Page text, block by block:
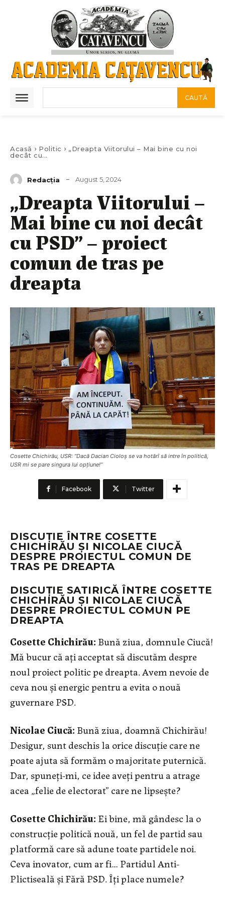
CAUTĂ
Acasă Politic
„Dreapta Viitorului – Mai bine cu noi
decât cu...
Redacția August 5, 2024
„Dreapta Viitorului –
Mai bine cu noi decât
cu PSD” – proiect
comun de tras pe
dreapta
Cosette Chichirău, USR: ”Dacă Dacian Cioloș se va hotărî să intre în politică,
USR mi se pare singura lui opțiune!”
Facebook Twitter
DISCUȚIE ÎNTRE COSETTE
CHICHIRĂU ȘI NICOLAE CIUCĂ
DESPRE PROIECTUL COMUN DE
TRAS PE DREAPTA
DISCUȚIE SATIRICĂ ÎNTRE COSETTE
CHICHIRĂU ȘI NICOLAE CIUCĂ
DESPRE PROIECTUL COMUN PE
DREAPTA
Cosette Chichirău:Bună ziua, domnule Ciucă!
Mă bucur că ați acceptat să discutăm despre
noul proiect politic pe dreapta. Avem nevoie de
ceva nou și energic pentru a evita o nouă
guvernare PSD.
Nicolae Ciucă:Bună ziua, doamnă Chichirău!
Desigur, sunt deschis la orice discuție care ne
poate ajuta să formăm o majoritate puternică.
Dar, spuneți-mi, ce idee aveți pentru a atrage
acea „felie de electorat” care ne lipsește?
Cosette Chichirău:Ei bine, mă gândesc la o
construcție politică nouă, un fel de partid sau
platformă care să adune toate partidele noi.
Ceva inovator, cum ar fi… Partidul Anti-
Plictiseală și Fără PSD. Îți place numele?